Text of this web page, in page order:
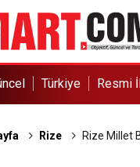
Türkiye Resmi
Rize Rize Millet